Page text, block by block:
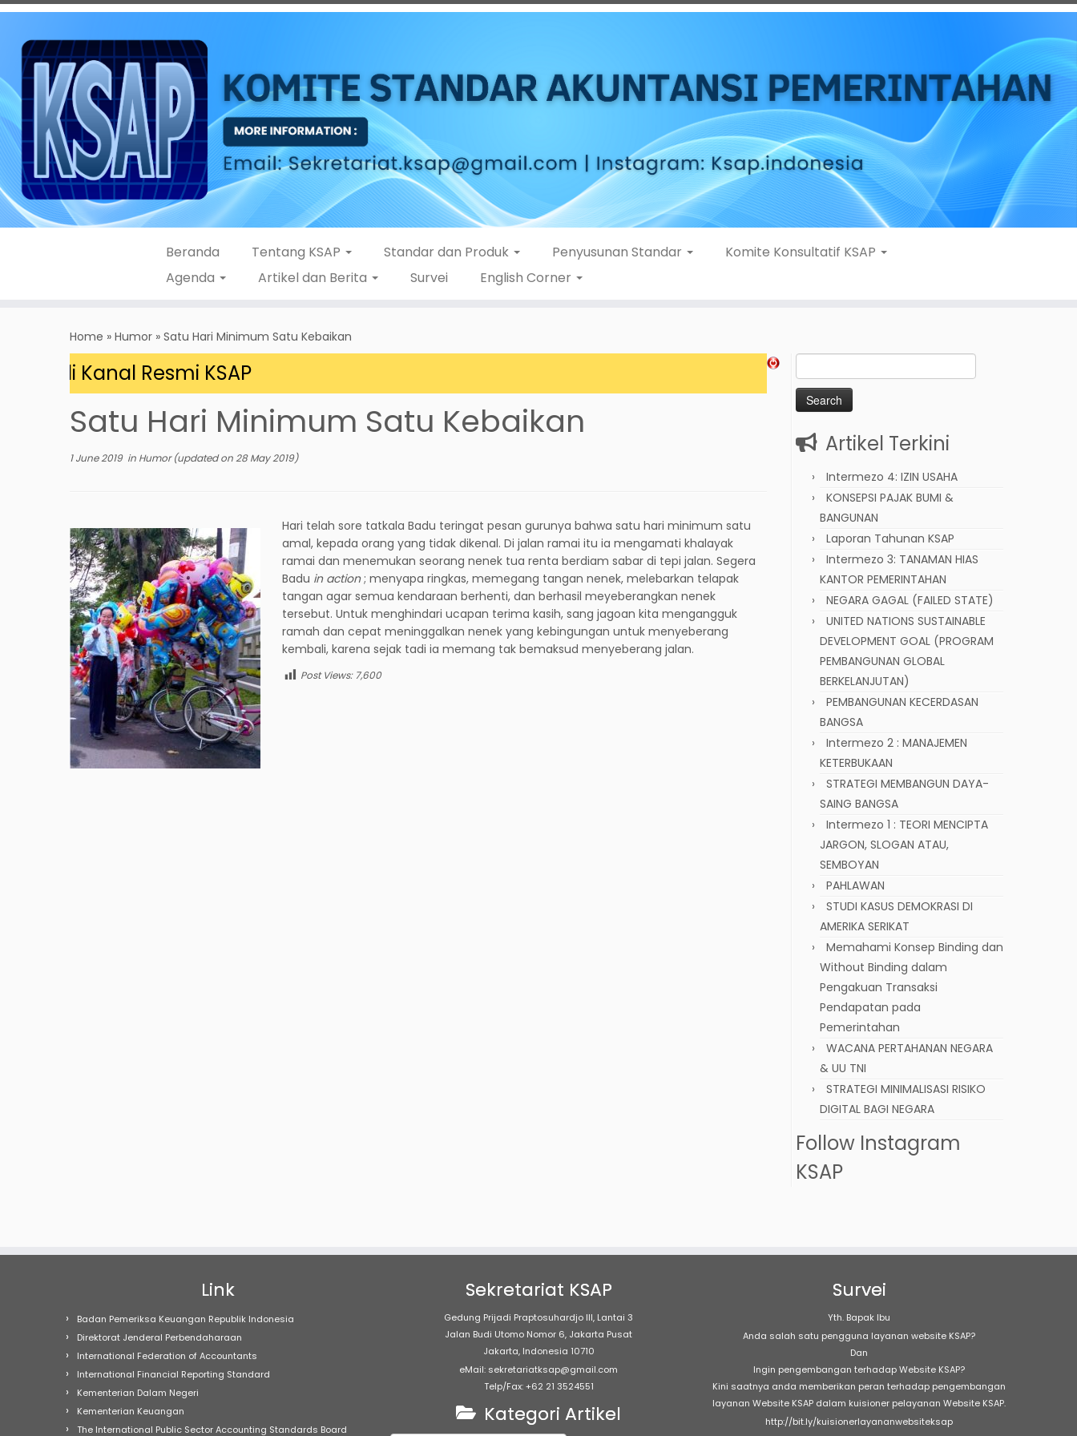
Beranda Tentang KSAP Standar dan Produk Penyusunan Standar
Komite Konsultatif KSAP
Agenda
Artikel dan Berita Survei English Corner
Home » Humor » Satu Hari Minimum Satu Kebaikan
di Kanal Resmi KSAP
Satu Hari Minimum Satu Kebaikan
1 June 2019in Humor(updated on28 May 2019)
Hari telah sore tatkala Badu teringat pesan gurunya bahwa satu hari minimum satu
amal, kepada orang yang tidak dikenal. Di jalan ramai itu ia mengamati khalayak
ramai dan menemukan seorang nenek tua renta berdiam sabar di tepi jalan. Segera
Badu in action; menyapa ringkas, memegang tangan nenek, melebarkan telapak
tangan agar semua kendaraan berhenti, dan berhasil meyeberangkan nenek
tersebut. Untuk menghindari ucapan terima kasih, sang jagoan kita mengangguk
ramah dan cepat meninggalkan nenek yang kebingungan untuk menyeberang
kembali, karena sejak tadi ia memang tak bemaksud menyeberang jalan.
Post Views: 7,600
Search
for:
Artikel Terkini
Intermezo 4: IZIN USAHA
KONSEPSI PAJAK BUMI &
BANGUNAN
Laporan Tahunan KSAP
Intermezo 3: TANAMAN HIAS
KANTOR PEMERINTAHAN
NEGARA GAGAL (FAILED STATE)
UNITED NATIONS SUSTAINABLE
DEVELOPMENT GOAL (PROGRAM
PEMBANGUNAN GLOBAL
BERKELANJUTAN)
PEMBANGUNAN KECERDASAN
BANGSA
Intermezo 2 : MANAJEMEN
KETERBUKAAN
STRATEGI MEMBANGUN DAYA-
SAING BANGSA
Intermezo 1 : TEORI MENCIPTA
JARGON, SLOGAN ATAU,
SEMBOYAN
PAHLAWAN
STUDI KASUS DEMOKRASI DI
AMERIKA SERIKAT
Memahami Konsep Binding dan
Without Binding dalam
Pengakuan Transaksi
Pendapatan pada
Pemerintahan
WACANA PERTAHANAN NEGARA
& UU TNI
STRATEGI MINIMALISASI RISIKO
DIGITAL BAGI NEGARA
Follow Instagram
KSAP
Link
Badan Pemeriksa Keuangan Republik Indonesia
Direktorat Jenderal Perbendaharaan
International Federation of Accountants
International Financial Reporting Standard
Kementerian Dalam Negeri
Kementerian Keuangan
The International Public Sector Accounting Standards Board
Sekretariat KSAP
Gedung Prijadi Praptosuhardjo III, Lantai 3
Jalan Budi Utomo Nomor 6, Jakarta Pusat
Jakarta, Indonesia 10710
eMail: sekretariatksap@gmail.com
Telp/Fax: +62 21 3524551
Kategori Artikel
Survei
Yth. Bapak Ibu
Anda salah satu pengguna layanan website KSAP?
Dan
Ingin pengembangan terhadap Website KSAP?
Kini saatnya anda memberikan peran terhadap pengembangan
layanan Website KSAP dalam kuisioner pelayanan Website KSAP.
http://bit.ly/kuisionerlayananwebsiteksap